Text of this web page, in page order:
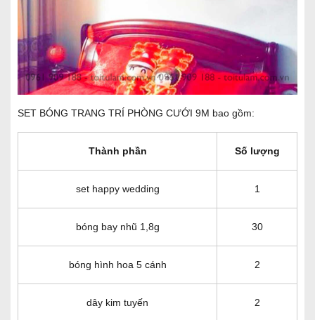
SET BÓNG TRANG TRÍ PHÒNG CƯỚI 9M bao gồm:
Thành phần Số lượng
set happy wedding 1
bóng bay nhũ 1,8g 30
bóng hình hoa 5 cánh 2
dây kim tuyến 2